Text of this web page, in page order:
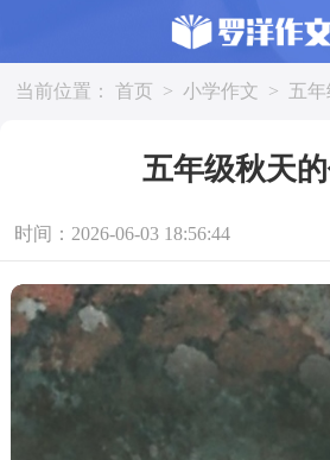
当前位置： 首页 > 小学作文 > 五
五年级秋天
时间：2026-06-03 18:56:44